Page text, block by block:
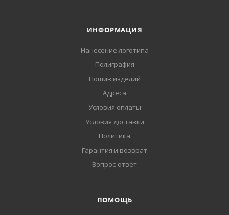
ИНФОРМАЦИЯ
Нанесение логотипа
Полиграфия
Пошив изделий
Адреса
Условия оплаты
Условия доставки
Политика
Гарантия и возврат
Вопрос-ответ
ПОМОЩЬ